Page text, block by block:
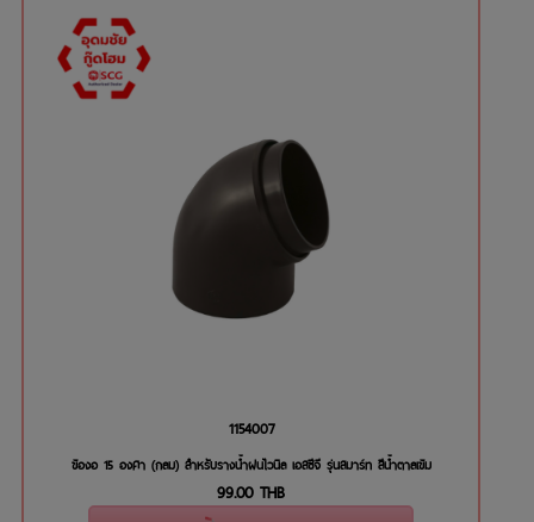
1154007
ข้องอ 15 องศา (กลม) สำหรับรางน้ำฝนไวนิล เอสซีจี รุ่นสมาร์ท สีน้ำตาลเข้ม
99.00 THB